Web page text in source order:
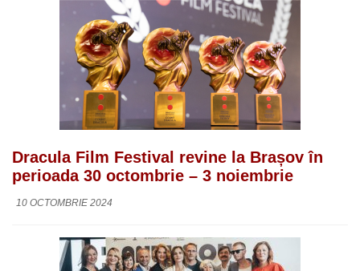
Dracula Film Festival revine la Brașov în
perioada 30 octombrie – 3 noiembrie
10 OCTOMBRIE 2024